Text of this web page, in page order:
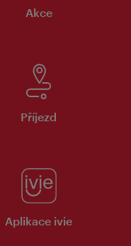
Akce
Příjezd
Aplikace ivie